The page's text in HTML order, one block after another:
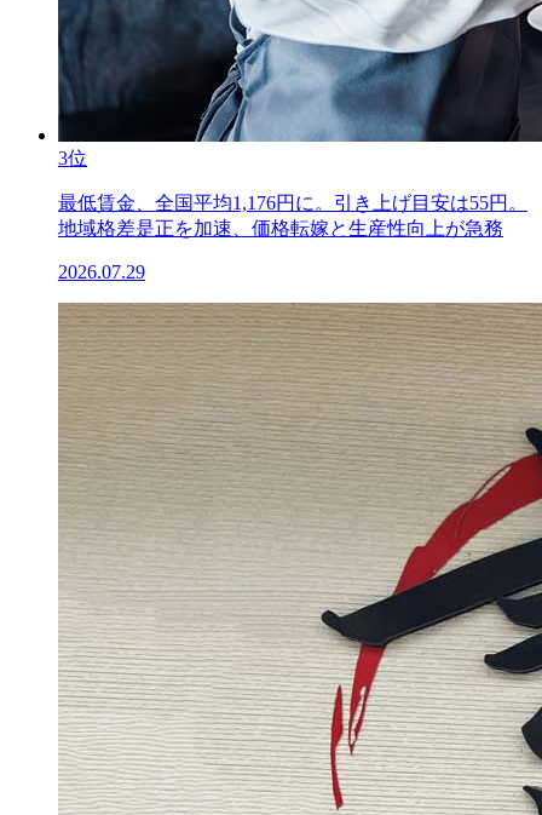
3位
最低賃金、全国平均1,176円に。引き上げ目安は55円。
地域格差是正を加速、価格転嫁と生産性向上が急務
2026.07.29